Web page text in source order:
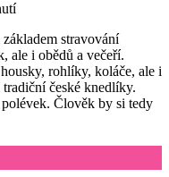
stravování
ale i obědů a večeří.
rohlíky, koláče, ale i
české knedlíky.
Člověk by si tedy